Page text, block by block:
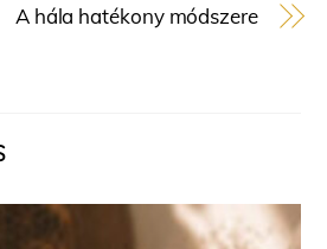
A hála hatékony módszere